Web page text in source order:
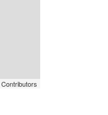
Contributors